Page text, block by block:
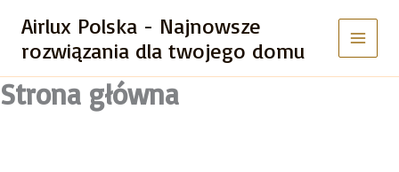
treści
Airlux Polska - Najnowsze
rozwiązania dla twojego domu
Strona główna